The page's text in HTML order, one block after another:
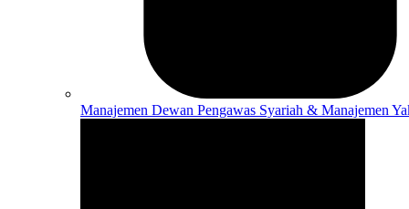
Manajemen Dewan Pengawas Syariah & Manajemen